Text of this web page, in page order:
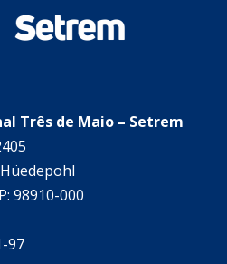
Três de Maio – Setrem
98910-000
97